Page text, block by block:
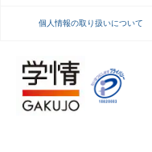
個人情報の取り扱いについて